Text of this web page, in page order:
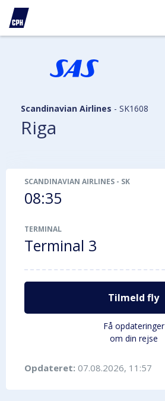
Scandinavian Airlines - SK1608
Riga
SCANDINAVIAN AIRLINES - SK1608
08:35
TERMINAL
Terminal 3
Tilmeld fly
Få opdateringer
om din rejse
Opdateret: 07.08.2026, 11:57